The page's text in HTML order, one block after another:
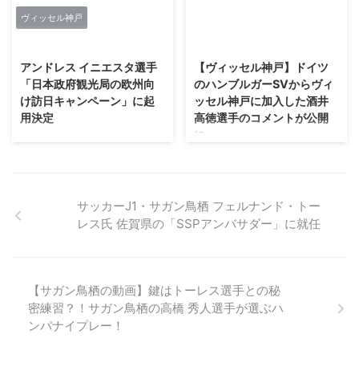
外から有名選手を獲得して強化し
ています。 そんなチームのホー
は、神戸の市民球場として存在し
ていましたが２００１年に新しく
改築されます。 屋根が付き、閉
開式として生まれ変わり美しい球
ィッセル神戸」を券面デザインに
採用した「楽天カード（ヴィッセ
ル神戸デザイン）」と「楽天カー
ド（イニエスタデザイン）」を、
2018年11月30日より申込・発行
ました。会見には、アンドレス
イニエスタ選手（ヴィッセル神
ヴィッセル神戸
アンドレス イニエスタ選手
「日本政府観光局の欧州向
け訪日キャンペーン」に起
用決定
しました。 https://www.vissel-
kobe.co.jp/news/article/15706.h
tml キャンペーンでは、ヴィッセ
良を楽しむ様子など、イニエスタ
選手が紹介する日本の魅力を動画
で撮影し、イニエスタ選手自身の
SNSやイニエスタTV、JNTOの
【ヴィッセル神戸】ドイツ
のハンブルガーSVからヴィ
ッセル神戸に加入した酒井
高徳選手のコメントが公開
に
井高徳選手の加入についてのコメ
ントを公開いたします。 －加入
ドイツで8年間経験してきたこと
をチームに還元できればと思いま
す。チームが今あまりいい状態で
サッカーJ1・サガン鳥栖 フェルナンド・トー
レス氏 佐賀県の「SSPアンバサダー」に就任
【サガン鳥栖の動画】鍵はトーレス選手との秘
密練習？！サガン鳥栖の高橋 秀人選手が選ぶハ
ンパナイプレー！